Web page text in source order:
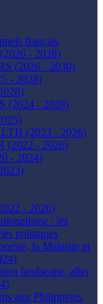
français
- 2028)
(2026 - 2030)
- 2028)
(2024 - 2028)
(2023 - 2026)
(2022 - 2026)
- 2024)
- 2026)
: les
politiques
la Malaisie et
landscape, after
aux Philippines